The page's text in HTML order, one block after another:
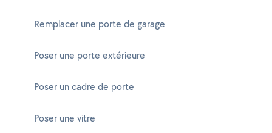
Remplacer une porte de garage
Poser une porte extérieure
Poser un cadre de porte
Poser une vitre